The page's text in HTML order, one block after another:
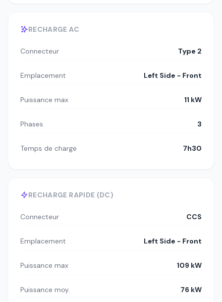
RECHARGE AC
Connecteur Type 2
Emplacement Left Side - Front
Puissance max 11 kW
Phases 3
Temps de charge 7h30
RECHARGE RAPIDE (DC)
Connecteur CCS
Emplacement Left Side - Front
Puissance max 109 kW
Puissance moy. 76 kW